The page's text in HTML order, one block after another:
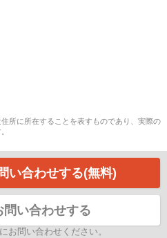
所に所在することを表すものであり、実際の
い合わせする(無料)
問い合わせする
お問い合わせください。